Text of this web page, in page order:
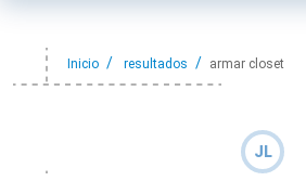
Inicio resultados armar closet
JL